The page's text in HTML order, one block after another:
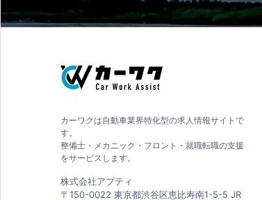
カーワクは自動車業界特化型の求人情報サイトで
す。
整備士・メカニック・フロント・就職転職の支援
をサービスします。
株式会社アプティ
〒150-0022 東京都渋谷区恵比寿南1-5-5 JR